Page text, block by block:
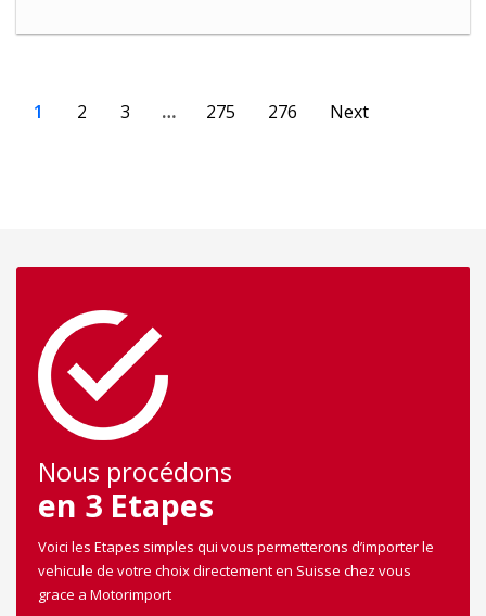
1 2 3 … 275 276 Next
Nous procédons
en 3 Etapes
Voici les Etapes simples qui vous permetterons d’importer le
vehicule de votre choix directement en Suisse chez vous
grace a Motorimport